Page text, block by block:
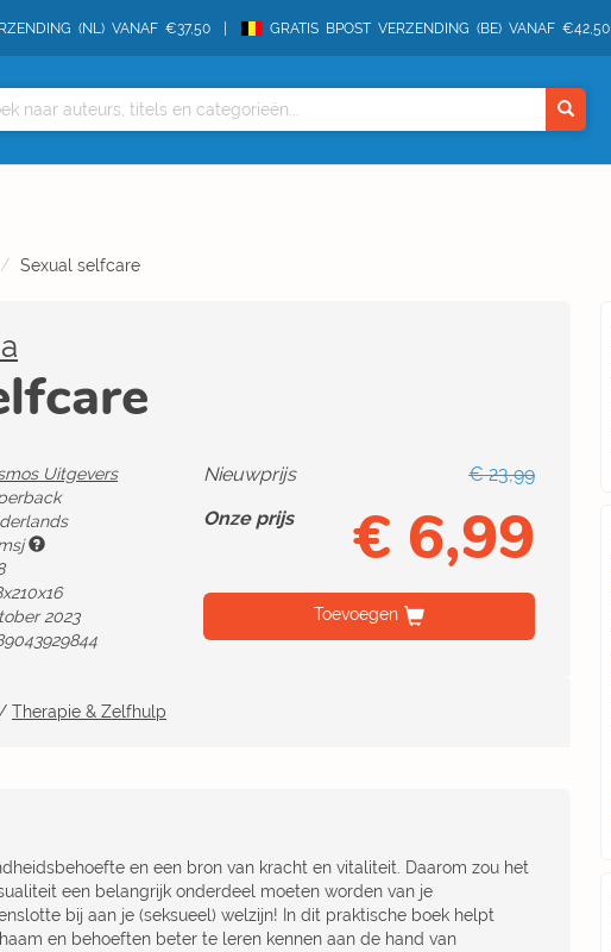
(NL) VANAF €37,50 GRATIS BPOST VERZENDING (BE) VANAF €42,50
Sexual selfcare
Uitgevers
2023
Nieuwprijs
€ 23,99
Onze prijs
€ 6,99
Toevoegen
/ Therapie & Zelfhulp
en een bron van kracht en vitaliteit. Daarom zou het
een belangrijk onderdeel moeten worden van je
bij aan je (seksueel) welzijn! In dit praktische boek helpt
en behoeften beter te leren kennen aan de hand van